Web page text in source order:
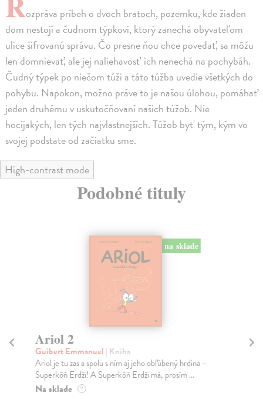
ozpráva príbeh o dvoch bratoch, pozemku, kde žiaden
dom nestojí a čudnom týpkovi, ktorý zanechá obyvatel'om
ulice šifrovanú správu. Čo presne ňou chce povedať, sa môžu
len domnievať, ale jej naliehavost' ich nenechá na pochybáh.
Čudný týpek po niečom túži a táto túžba uvedie všetkých do
pohybu. Napokon, možno práve to je našou úlohou, pomáhať
jeden druhému v uskutočňovaní našich túžob. Nie
hocijakých, len tých najvlastnejších. Túžob byt' tým, kým vo
svojej podstate od začiatku sme.
High-contrast mode
Podobné tituly
na sklade
Ariol 2
Guibert Emmanuel | Kniha
Ariol je tu zas a spolu s ním aj jeho obľúbený hrdina –
Superkôň Erdži! A Superkôň Erdži má, prosím ...
Na sklade ?